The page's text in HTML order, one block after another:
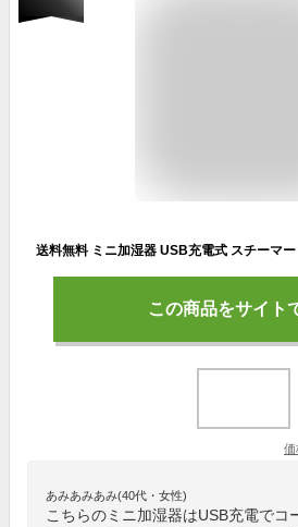
この商品をサイト
価
あみあみあみ(40代・女性)
こちらのミニ加湿器はUSB充電でコ